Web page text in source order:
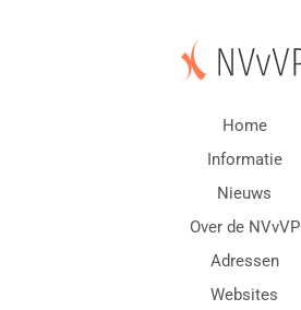
Home
Informatie
Nieuws
Over de NVvVP
Adressen
Websites